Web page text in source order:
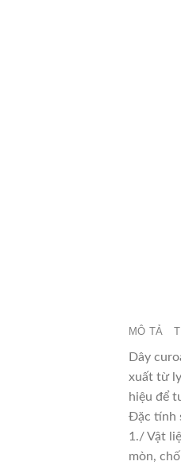
MÔ TẢ
Dây
xuất từ
hiệu để
Đặc tính
1./ Vật
mòn,